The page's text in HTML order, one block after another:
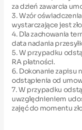
za dzień zawarcia
3. Wzór
wystarczające jest
4. Dla zachowania
data nadania
5. W przypadku
RA płatności.
6. Dokonanie zapisu
odstąpienia od
7. W przypadku
uwzględnieniem
zajęć do momentu